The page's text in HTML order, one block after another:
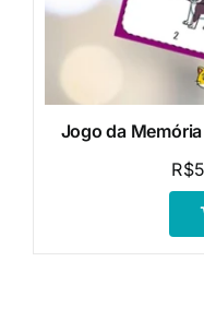
Jogo da
R$